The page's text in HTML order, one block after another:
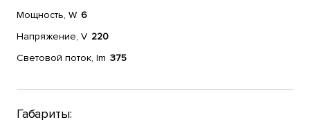
Мощность, W 6
Напряжение, V 220
Световой поток, lm 375
Габариты: